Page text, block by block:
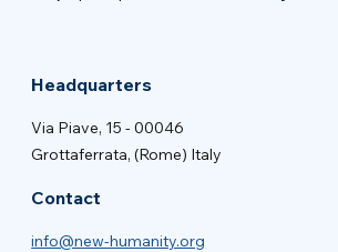
Headquarters
Via Piave, 15 - 00046
Grottaferrata, (Rome) Italy
Contact
info@new-humanity.org